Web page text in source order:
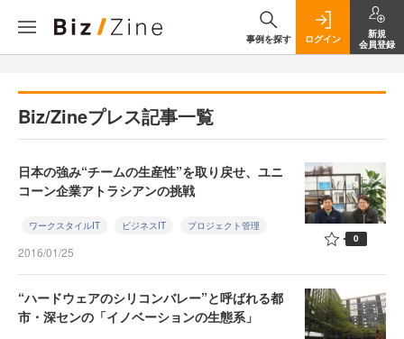
事例を探す ログイン
新規
会員登録
Biz/Zineプレス記事一覧
日本の強み“チームの生産性”を取り戻せ、ユニ
コーン企業アトラシアンの挑戦
ワークスタイルIT ビジネスIT プロジェクト管理
2016/01/25
0
“ハードウェアのシリコンバレー”と呼ばれる都
市・深センの「イノベーションの生態系」